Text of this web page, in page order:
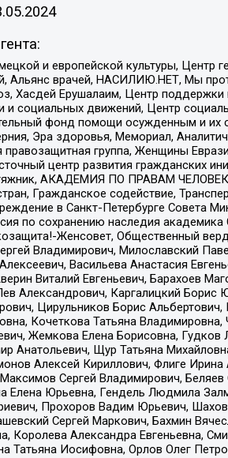
и европейской культуры, Центр
Альянс врачей, НАСИЛИЮ.НЕТ, Мы
Хасдей Ерушалаим, Центр
социальных движений, Центр
фонд помощи осужденным и их
Эра здоровья, Мемориал,
группа, Женщины
центр развития гражданских
АКАДЕМИЯ ПО ПРАВАМ
Гражданское содействие,
в Санкт-Петербурге Совета
по сохранению наследия
Женсовет, Общественный
Владимирович, Милославский
Васильева Анастасия
Виталий Евгеньевич, Барахоев
Александрович, Каргалицкий Борис
Цирульников Борис
Кочеткова Татьяна Владимировна,
Жемкова Елена Борисовна,
Анатольевич, Щур Татьяна
Алексей Кириллович, Флиге Ирина
Сергей Владимирович, Беляев
Елена Юрьевна, Гендель Людмила
Прохоров Вадим Юрьевич,
Сергей Маркович, Бахмин
Александра Евгеньевна,
Татьяна Иосифовна, Орлов Олег